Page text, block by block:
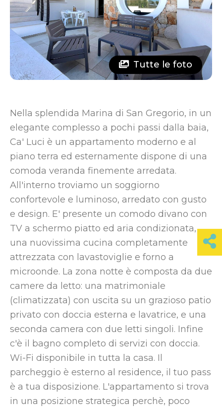
Tutte le foto
Nella splendida Marina di San Gregorio, in un
elegante complesso a pochi passi dalla baia,
Ca' Luci è un appartamento moderno e al
piano terra ed esternamente dispone di una
comoda veranda finemente arredata.
All'interno troviamo un soggiorno
confortevole e luminoso, arredato con gusto
e design. E' presente un comodo divano con
TV a schermo piatto ed aria condizionata,
una nuovissima cucina completamente
attrezzata con lavastoviglie e forno a
microonde. La zona notte è composta da due
camere da letto: una matrimoniale
(climatizzata) con uscita su un grazioso patio
privato con doccia esterna e lavatrice, e una
seconda camera con due letti singoli. Infine
c'è il bagno completo di servizi con doccia.
Wi-Fi disponibile in tutta la casa. Il
parcheggio è esterno al residence, il tuo pass
è a tua disposizione. L'appartamento si trova
in una posizione strategica perchè, poco